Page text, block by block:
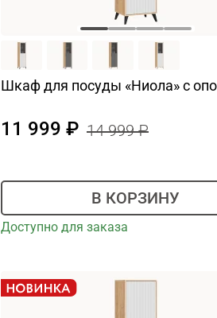
Шкаф для посуды «Ниола» с
11 999 14 999
В КОРЗИНУ
Доступно для заказа